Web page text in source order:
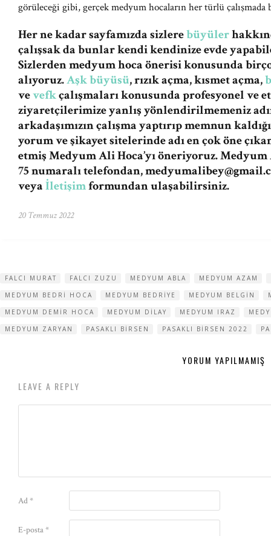
görüleceği gibi, gerçek medyum hocaların her türlü çalışmada
Her ne kadar sayfamızda sizlerebüyüler
çalışsak da bunlar kendi kendinize evde
Sizlerden medyum hoca önerisi konusunda
alıyoruz.Aşk büyüsü, rızık açma, kısmet açma,
vevefkçalışmaları konusunda profesyonel ve
ziyaretçilerimize yanlış yönlendirilmemeniz
arkadaşımızın çalışma yaptırıp memnun
yorum ve şikayet sitelerinde adı en çok öne
etmiş Medyum Ali Hoca’yı öneriyoruz. Medyum
75 numaralı telefondan,
veyaİletişimformundan ulaşabilirsiniz.
20 Temmuz 2022
FALCI MURAT FALCI ZUZU MEDYUM ABLA
MEDYUM AZAM
MEDYUM BEDRI HOCA
MEDYUM BEDRIYE MEDYUM BELGIN
MEDYUM DEMIR HOCA
MEDYUM DILAY MEDYUM IRAZ
MEDYUM ZARYAN
PASAKLI BIRSEN PASAKLI BIRSEN 2022
YORUM YAPILMAMIŞ
LEAVE A REPLY
Ad*
E-posta*